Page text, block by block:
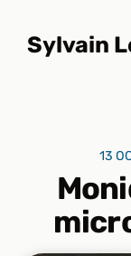
contenuSylvain
13